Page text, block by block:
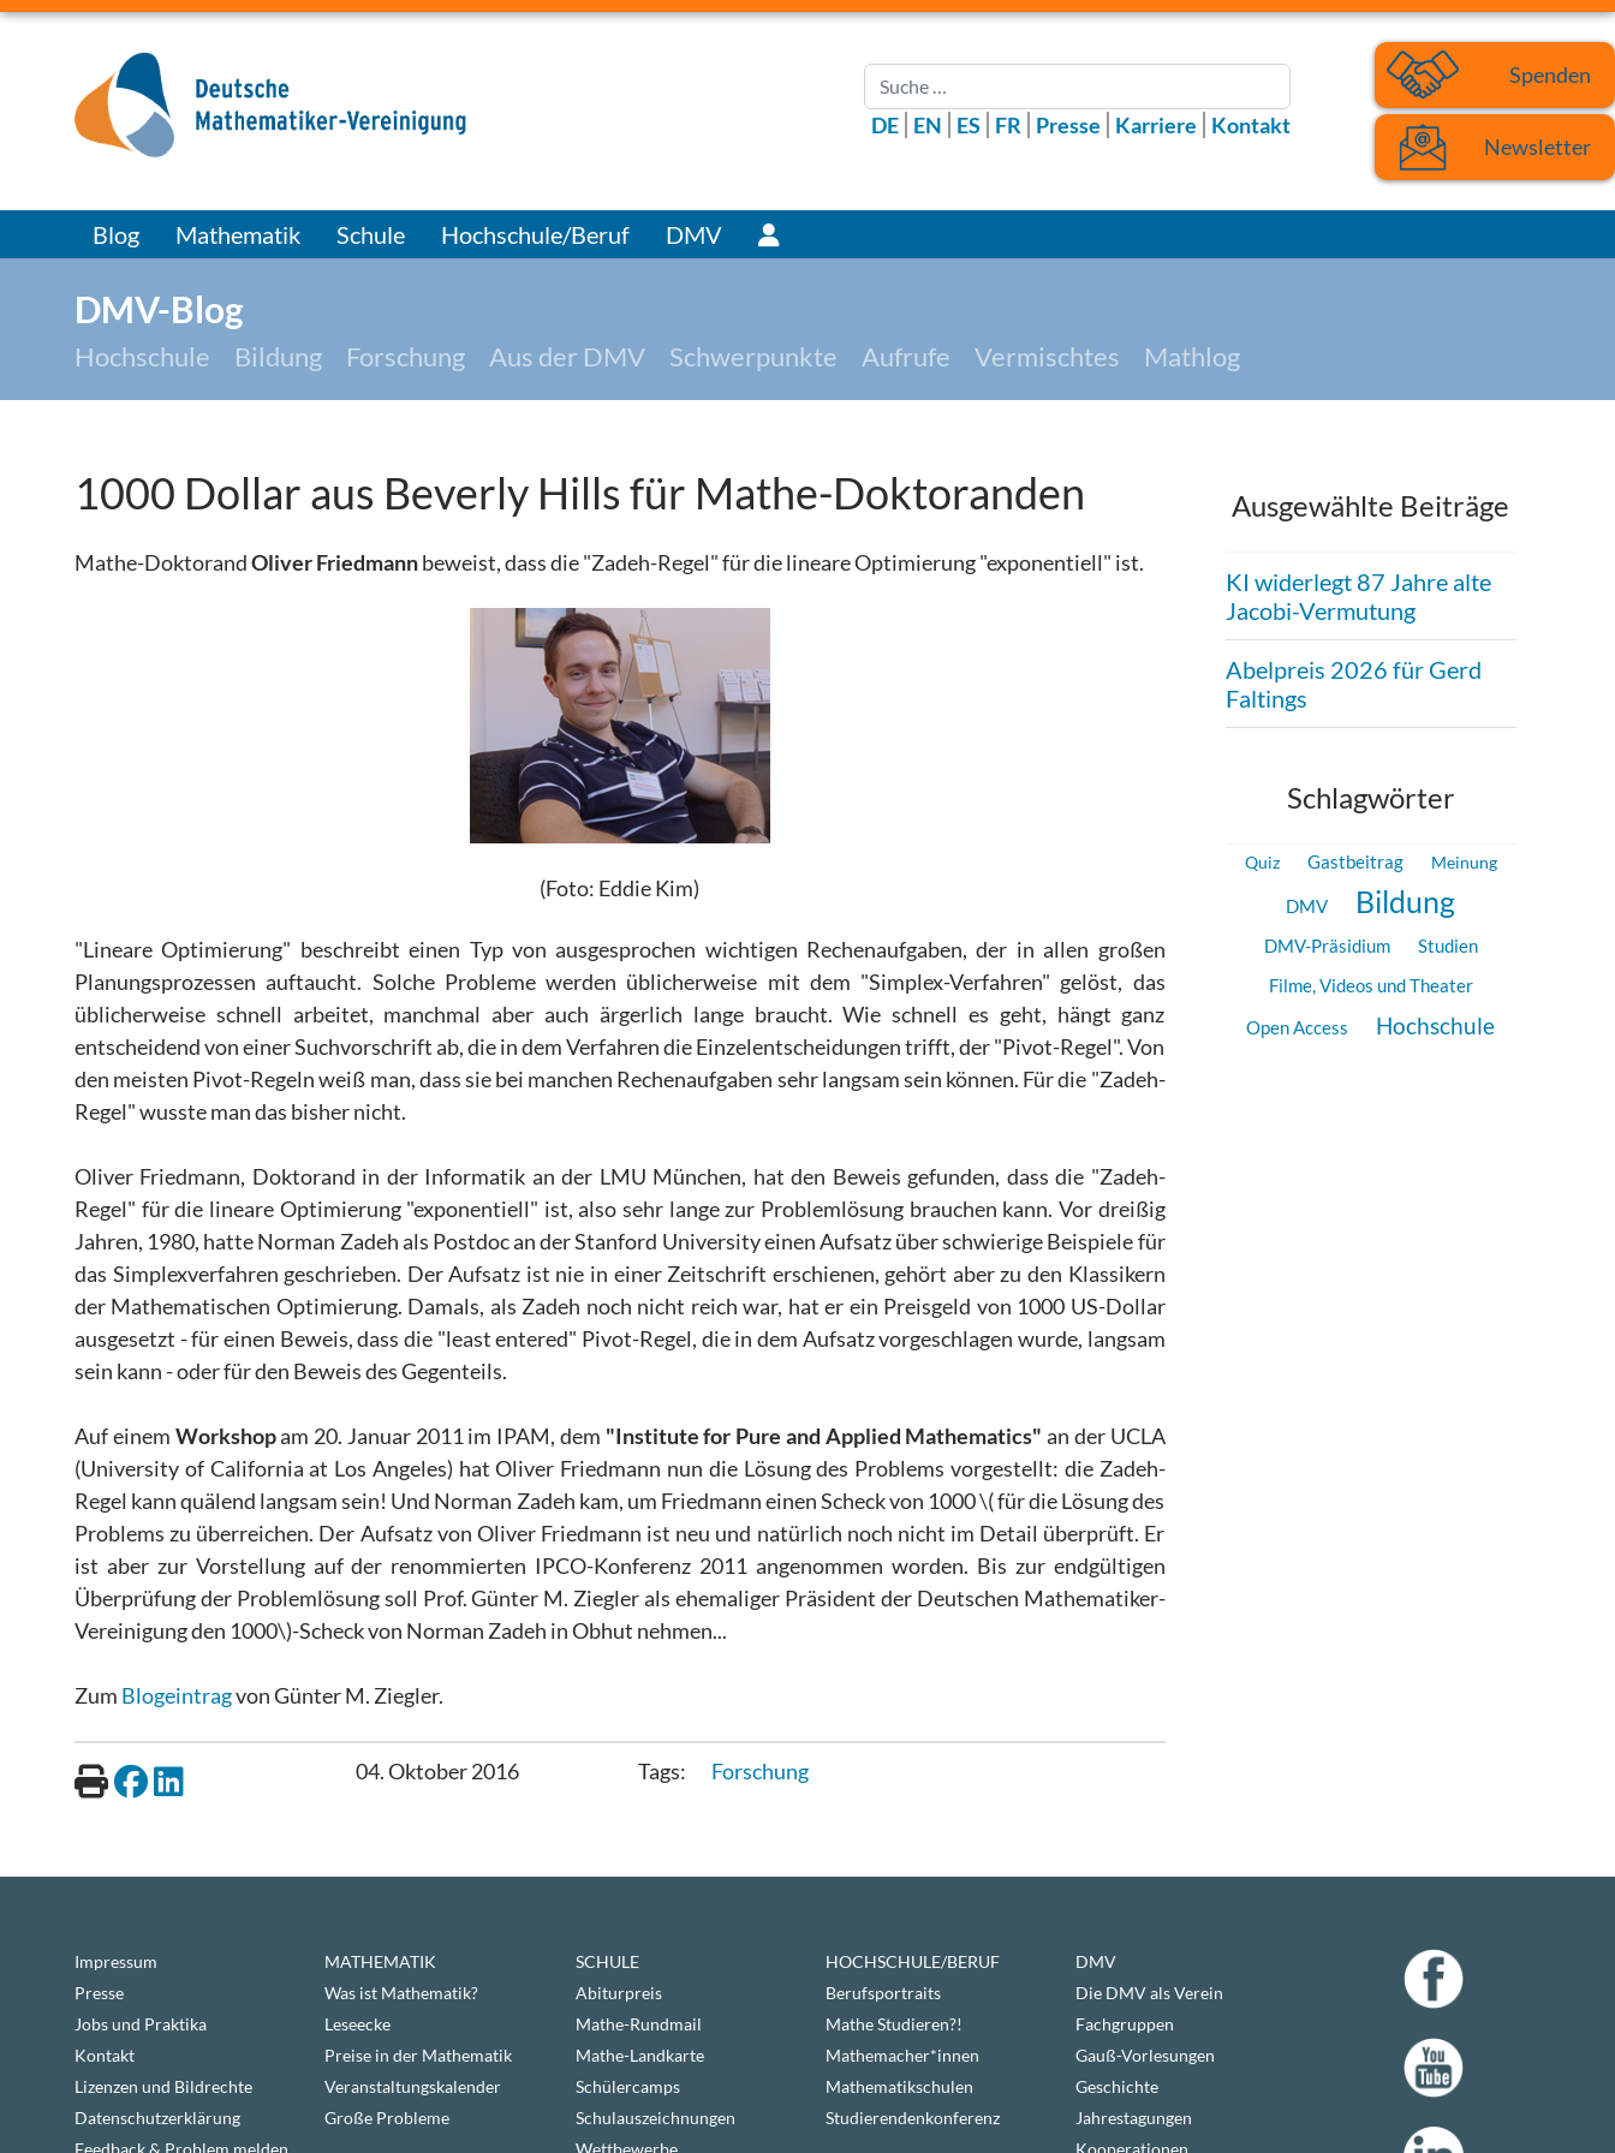
Suchen
DE EN ES FR Presse Karriere Kontakt
Spenden
Newsletter
Blog Mathematik Schule Hochschule/Beruf DMV
DMV-Blog
Hochschule Bildung Forschung Aus der DMV Schwerpunkte Aufrufe Vermischtes Mathlog
1000 Dollar aus Beverly Hills für Mathe-Doktoranden
Mathe-DoktorandOliver Friedmannbeweist, dass die "Zadeh-Regel" für die lineare Optimierung "exponentiell" ist.
(Foto: Eddie Kim)
"Lineare Optimierung" beschreibt einen Typ von ausgesprochen wichtigen Rechenaufgaben, der in allen großen
Planungsprozessen auftaucht. Solche Probleme werden üblicherweise mit dem "Simplex-Verfahren" gelöst, das
üblicherweise schnell arbeitet, manchmal aber auch ärgerlich lange braucht. Wie schnell es geht, hängt ganz
entscheidend von einer Suchvorschrift ab, die in dem Verfahren die Einzelentscheidungen trifft, der "Pivot-Regel". Von
den meisten Pivot-Regeln weiß man, dass sie bei manchen Rechenaufgaben sehr langsam sein können. Für die "Zadeh-
Regel" wusste man das bisher nicht.
Oliver Friedmann, Doktorand in der Informatik an der LMU München, hat den Beweis gefunden, dass die "Zadeh-
Regel" für die lineare Optimierung "exponentiell" ist, also sehr lange zur Problemlösung brauchen kann. Vor dreißig
Jahren, 1980, hatte Norman Zadeh als Postdoc an der Stanford University einen Aufsatz über schwierige Beispiele für
das Simplexverfahren geschrieben. Der Aufsatz ist nie in einer Zeitschrift erschienen, gehört aber zu den Klassikern
der Mathematischen Optimierung. Damals, als Zadeh noch nicht reich war, hat er ein Preisgeld von 1000 US-Dollar
ausgesetzt - für einen Beweis, dass die "least entered" Pivot-Regel, die in dem Aufsatz vorgeschlagen wurde, langsam
sein kann - oder für den Beweis des Gegenteils.
Auf einem Workshopam 20. Januar 2011 im IPAM, dem "Institute for Pure and Applied Mathematics" an der UCLA
(University of California at Los Angeles) hat Oliver Friedmann nun die Lösung des Problems vorgestellt: die Zadeh-
Regel kann quälend langsam sein! Und Norman Zadeh kam, um Friedmann einen Scheck von 1000 \( für die Lösung des
Problems zu überreichen. Der Aufsatz von Oliver Friedmann ist neu und natürlich noch nicht im Detail überprüft. Er
ist aber zur Vorstellung auf der renommierten IPCO-Konferenz 2011 angenommen worden. Bis zur endgültigen
Überprüfung der Problemlösung soll Prof. Günter M. Ziegler als ehemaliger Präsident der Deutschen Mathematiker-
Vereinigung den 1000\)-Scheck von Norman Zadeh in Obhut nehmen...
Zum Blogeintragvon Günter M. Ziegler.
04. Oktober 2016 Forschung
Ausgewählte Beiträge
KI widerlegt 87 Jahre alte
Jacobi-Vermutung
Abelpreis 2026 für Gerd
Faltings
Schlagwörter
Quiz Gastbeitrag Meinung
DMV Bildung
DMV-Präsidium Studien
Filme, Videos und Theater
Open Access Hochschule
Impressum
Presse
Jobs und Praktika
Kontakt
Lizenzen und Bildrechte
Datenschutzerklärung
Feedback & Problem melden
MATHEMATIK
Was ist Mathematik?
Leseecke
Preise in der Mathematik
Veranstaltungskalender
Große Probleme
SCHULE
Abiturpreis
Mathe-Rundmail
Mathe-Landkarte
Schülercamps
Schulauszeichnungen
Wettbewerbe
HOCHSCHULE/BERUF
Berufsportraits
Mathe Studieren?!
Mathemacher*innen
Mathematikschulen
Studierendenkonferenz
DMV
Die DMV als Verein
Fachgruppen
Gauß-Vorlesungen
Geschichte
Jahrestagungen
Kooperationen